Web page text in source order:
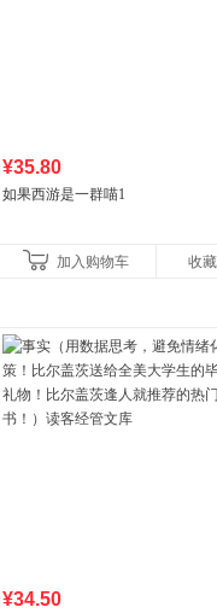
¥35.80
如果西游是一群喵1
加入购物车 收藏
¥34.50